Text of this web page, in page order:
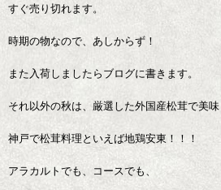
すぐ売り切れます。
時期の物なので、あしからず！
また入荷しましたらブログに書きます。
それ以外の秋は、厳選した外国産松茸で美味
神戸で松茸料理といえば地鶏安東！！！
アラカルトでも、コースでも、